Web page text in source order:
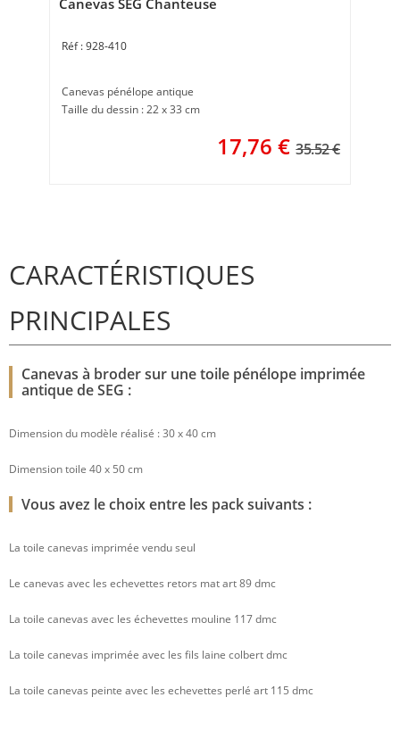
Canevas SEG Chanteuse
928-410
Canevas pénélope antique
Taille du dessin : 22 x 33 cm
17,76 € 35.52 €
CARACTÉRISTIQUES
PRINCIPALES
Canevas à broder sur une toile pénélope imprimée
antique de SEG :
Dimension du modèle réalisé : 30 x 40 cm
Dimension toile 40 x 50 cm
Vous avez le choix entre les pack suivants :
La toile canevas imprimée vendu seul
Le canevas avec les echevettes retors mat art 89 dmc
La toile canevas avec les échevettes mouline 117 dmc
La toile canevas imprimée avec les fils laine colbert dmc
La toile canevas peinte avec les echevettes perlé art 115 dmc